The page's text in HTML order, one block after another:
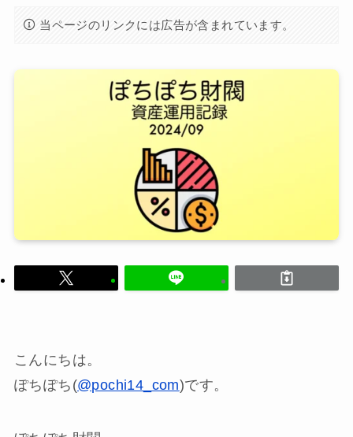
当ページのリンクには広告が含まれています。
こんにちは。
ぽちぽち(@pochi14_com)です。